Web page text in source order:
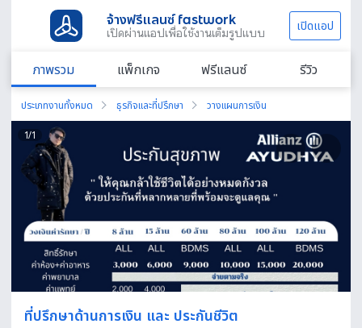
จ้างฟรีแลนซ์ fastwork
เปิดผ่านแอปเพื่อใช้งานเต็มรูปแบบ เปิดแอป
ภาพรวม แพ็กเกจ ฟรีแลนซ์ รีวิว
ประเภทงานทั้งหมด ธุรกิจและที่ปรึกษา วางแผนการเงิน
1/1
ที่ปรึกษาด้านการเงิน และ ประกันชีวิต